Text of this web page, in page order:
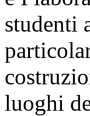
studenti
luoghi